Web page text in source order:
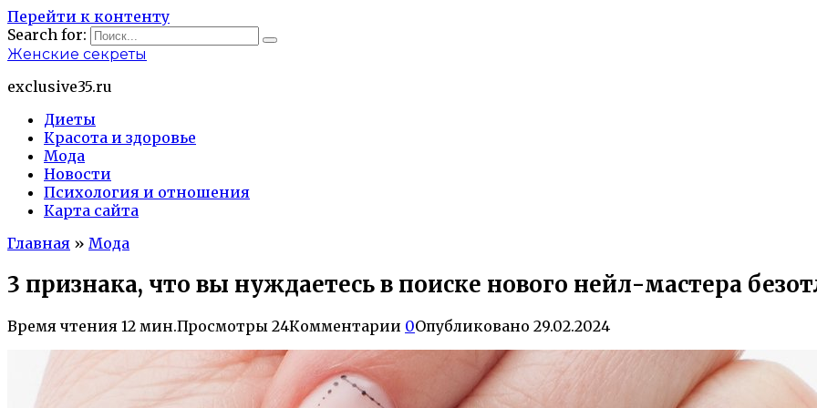
Перейти к контенту
Search for:
Женские секреты
exclusive35.ru
Диеты
Красота и здоровье
Мода
Новости
Психология и отношения
Карта сайта
Главная » Мода
3 признака, что вы нуждаетесь в поиске нового нейл-мастера
Время чтения 12 мин.Просмотры 24Комментарии 0Опубликовано 29.02.2024